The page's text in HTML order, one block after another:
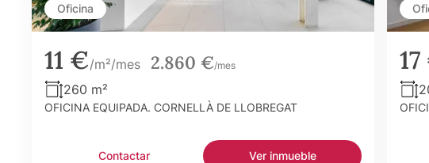
Oficina
11 €/m²/mes 2.860 €/mes
260 m²
OFICINA EQUIPADA. CORNELLÀ DE LLOBREGAT
Contactar Ver inmueble